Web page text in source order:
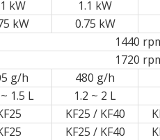
kW 1.1 kW
kW 0.75 kW
1440
1720
g/h 480 g/h
1.5 L 1.2 ~ 2 L
KF25 / KF40
KF25 / KF40